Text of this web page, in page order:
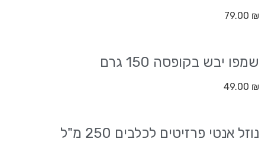
79.00 ₪
שמפו יבש בקופסה 150 גרם
49.00 ₪
נוזל אנטי פרזיטים לכלבים 250 מ"ל